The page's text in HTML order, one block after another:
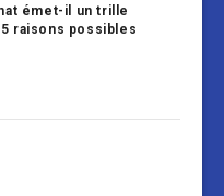
émet-il un trille
5 raisons possibles